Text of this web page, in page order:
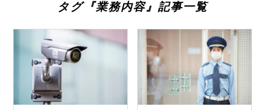
タグ『業務内容』記事一覧